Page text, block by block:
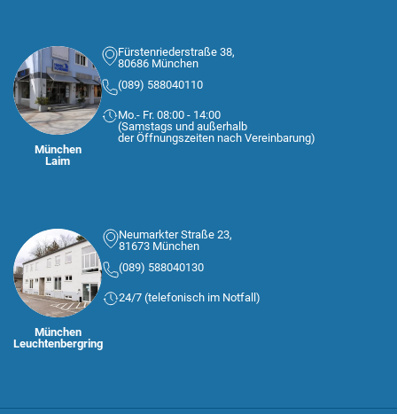
München
Laim
Fürstenriederstraße 38,
80686 München
(089) 588040110
Mo.- Fr. 08:00 - 14:00
(Samstags und außerhalb
der Öffnungszeiten nach Vereinbarung)
München
Leuchtenbergring
Neumarkter Straße 23,
81673 München
(089) 588040130
24/7 (telefonisch im Notfall)